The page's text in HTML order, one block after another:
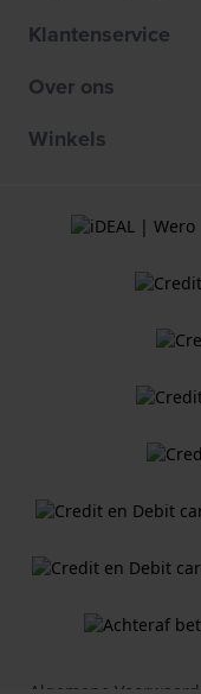
Klantenservice
Over ons
Winkels